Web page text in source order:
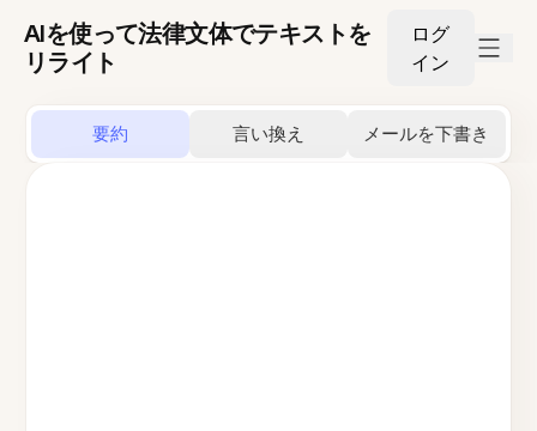
AIを使って法律文体でテキストを
リライト
ログ
イン
要約 言い換え メールを下書き